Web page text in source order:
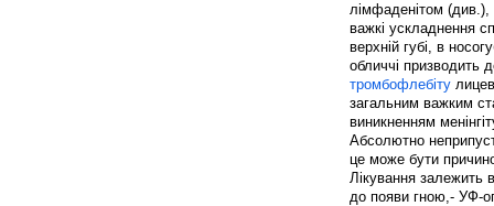
лімфаденітом
важкі ускладнення
верхній губі, в
обличчі призводить
тромбофлебіту
загальним важким
виникненням
Абсолютно
це може бути
Лікування залежить
до появи гною,- УФ-